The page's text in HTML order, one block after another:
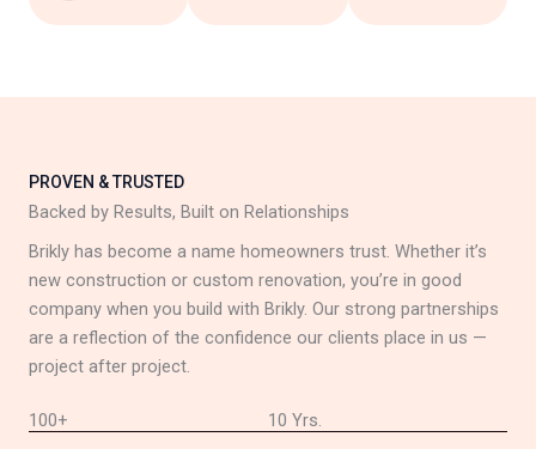
PROVEN & TRUSTED
Backed by Results, Built on Relationships
Brikly has become a name homeowners trust. Whether it’s
new construction or custom renovation, you’re in good
company when you build with Brikly. Our strong partnerships
are a reflection of the confidence our clients place in us —
project after project.
100+ 10 Yrs.